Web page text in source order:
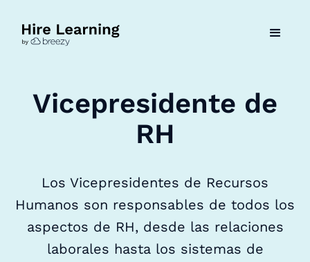
Vicepresidente de
RH
Los Vicepresidentes de Recursos
Humanos son responsables de todos los
aspectos de RH, desde las relaciones
laborales hasta los sistemas de